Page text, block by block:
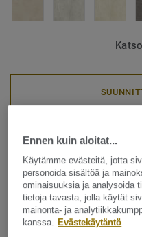
Heterogeeniset muovimatot
vinyylilattiat
Nordic Stabil
LIGHT
Nordic Stabil on
Ennen kuin aloitat...
Käytämme evästeitä, jotta
personoida sisältöä ja
ominaisuuksia ja analysoida
tietoja tavasta, jolla käytät
mainonta- ja
kanssa. Evästekäytäntö